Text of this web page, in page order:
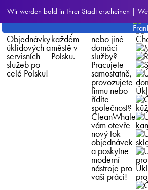
Wir werden bald in Ihrer Stadt erscheinen |
partnerem
CleanWhale
Objednávky
úklidových a
servisních
služeb po
celé Polsku!
spolehlivé
dodavatele
každém
městě v
Polsku.
úklid,
opravy, péči
o domácnost
nebo jiné
domácí
služby?
Pracujete
samostatně,
provozujete
firmu nebo
řídíte
společnost?
CleanWhale
vám otevře
nový tok
objednávek
a poskytne
moderní
nástroje pro
vaši práci!